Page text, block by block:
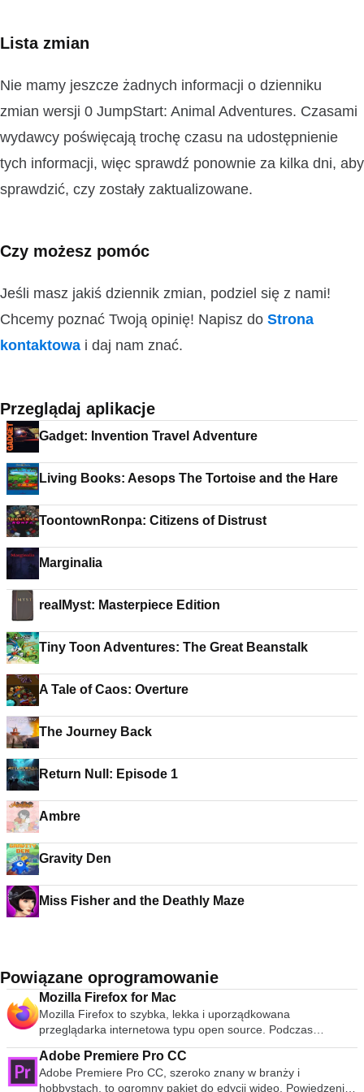
Lista zmian
Nie mamy jeszcze żadnych informacji o dzienniku
zmian wersji 0 JumpStart: Animal Adventures. Czasami
wydawcy poświęcają trochę czasu na udostępnienie
tych informacji, więc sprawdź ponownie za kilka dni, aby
sprawdzić, czy zostały zaktualizowane.
Czy możesz pomóc
Jeśli masz jakiś dziennik zmian, podziel się z nami!
Chcemy poznać Twoją opinię! Napisz do Strona
kontaktowa i daj nam znać.
Przeglądaj aplikacje
Gadget: Invention Travel Adventure
Living Books: Aesops The Tortoise and the Hare
ToontownRonpa: Citizens of Distrust
Marginalia
realMyst: Masterpiece Edition
Tiny Toon Adventures: The Great Beanstalk
A Tale of Caos: Overture
The Journey Back
Return Null: Episode 1
Ambre
Gravity Den
Miss Fisher and the Deathly Maze
Powiązane oprogramowanie
Mozilla Firefox for Mac
Mozilla Firefox to szybka, lekka i uporządkowana
przeglądarka internetowa typu open source. Podczas
publicznej premiery w 2004 roku Mozilla Firefox była pierwszą
przeglądarką, która podważyła dominację Microsoft Internet
Explorer. Od tego czasu Mozilla Firefox konsekwentnie
Adobe Premiere Pro CC
Adobe Premiere Pro CC, szeroko znany w branży i
hobbystach, to ogromny pakiet do edycji wideo. Powiedzenie,